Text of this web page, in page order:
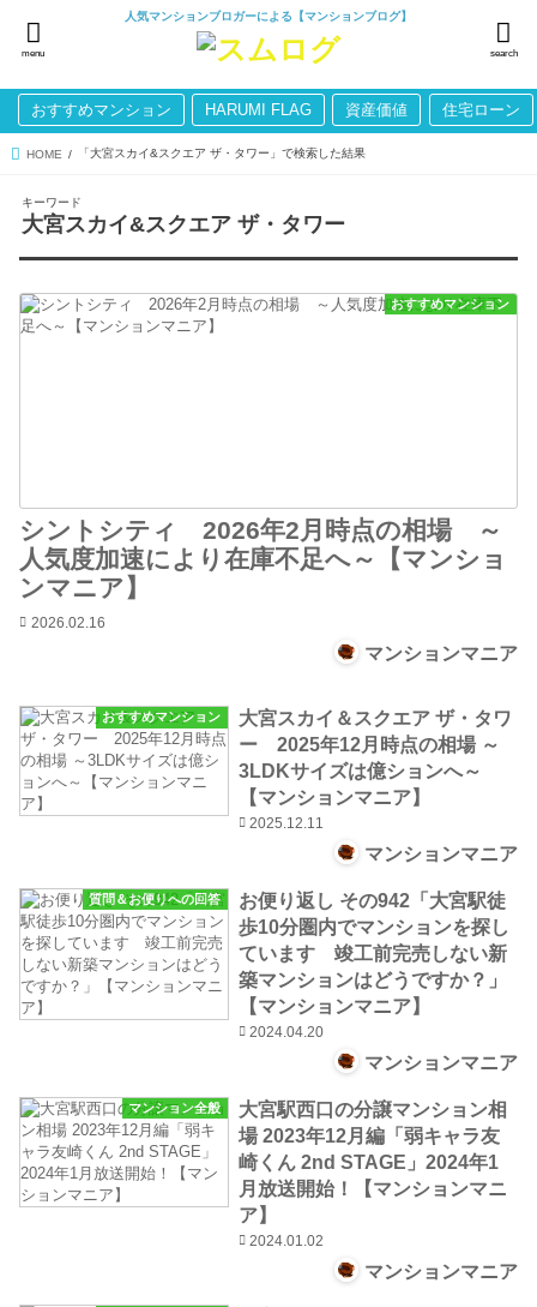
人気マンションブロガーによる【マンションブログ】
search
menu
おすすめマンション HARUMI FLAG 資産価値 住宅ローン
HOME 「大宮スカイ&スクエア ザ・タワー」で検索した結果
キーワード
大宮スカイ&スクエア ザ・タワー
おすすめマンション
シントシティ 2026年2月時点の相場 ～
人気度加速により在庫不足へ～【マンショ
ンマニア】
2026.02.16
マンションマニア
おすすめマンション
大宮スカイ＆スクエア ザ・タワ
ー 2025年12月時点の相場 ～
3LDKサイズは億ションへ～
【マンションマニア】
2025.12.11
マンションマニア
質問＆お便りへの回答
お便り返し その942「大宮駅徒
歩10分圏内でマンションを探し
ています 竣工前完売しない新
築マンションはどうですか？」
【マンションマニア】
2024.04.20
マンションマニア
マンション全般
大宮駅西口の分譲マンション相
場 2023年12月編「弱キャラ友
崎くん 2nd STAGE」2024年1
月放送開始！【マンションマニ
ア】
2024.01.02
マンションマニア